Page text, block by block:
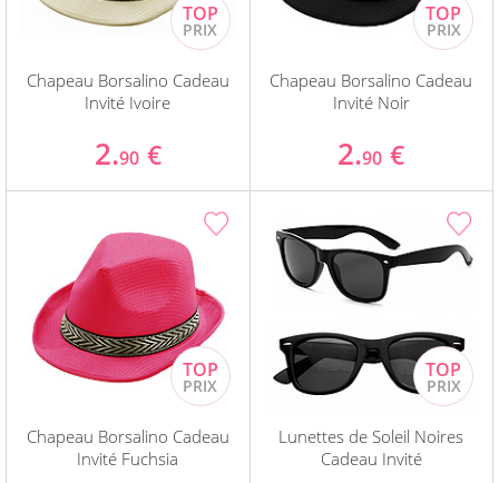
Chapeau Borsalino Cadeau
Invité Ivoire
2.90 €
Chapeau Borsalino Cadeau
Invité Noir
2.90 €
Chapeau Borsalino Cadeau
Invité Fuchsia
Lunettes de Soleil Noires
Cadeau Invité